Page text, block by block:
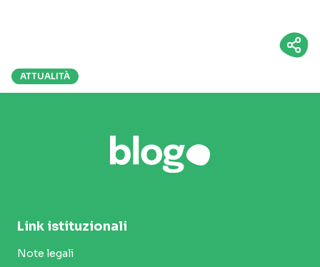
ATTUALITÀ
Link istituzionali
Note legali